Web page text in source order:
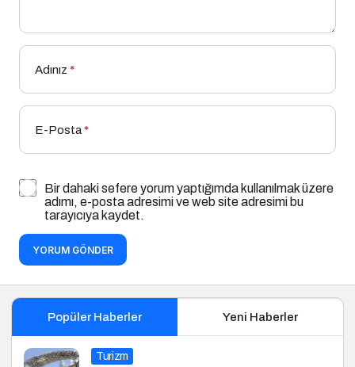
Adınız *
E-Posta*
Bir dahaki sefere yorum yaptığımda kullanılmak üzere
adımı, e-posta adresimi ve web site adresimi bu
tarayıcıya kaydet.
YORUM GÖNDER
Popüler Haberler Yeni Haberler
Turizm